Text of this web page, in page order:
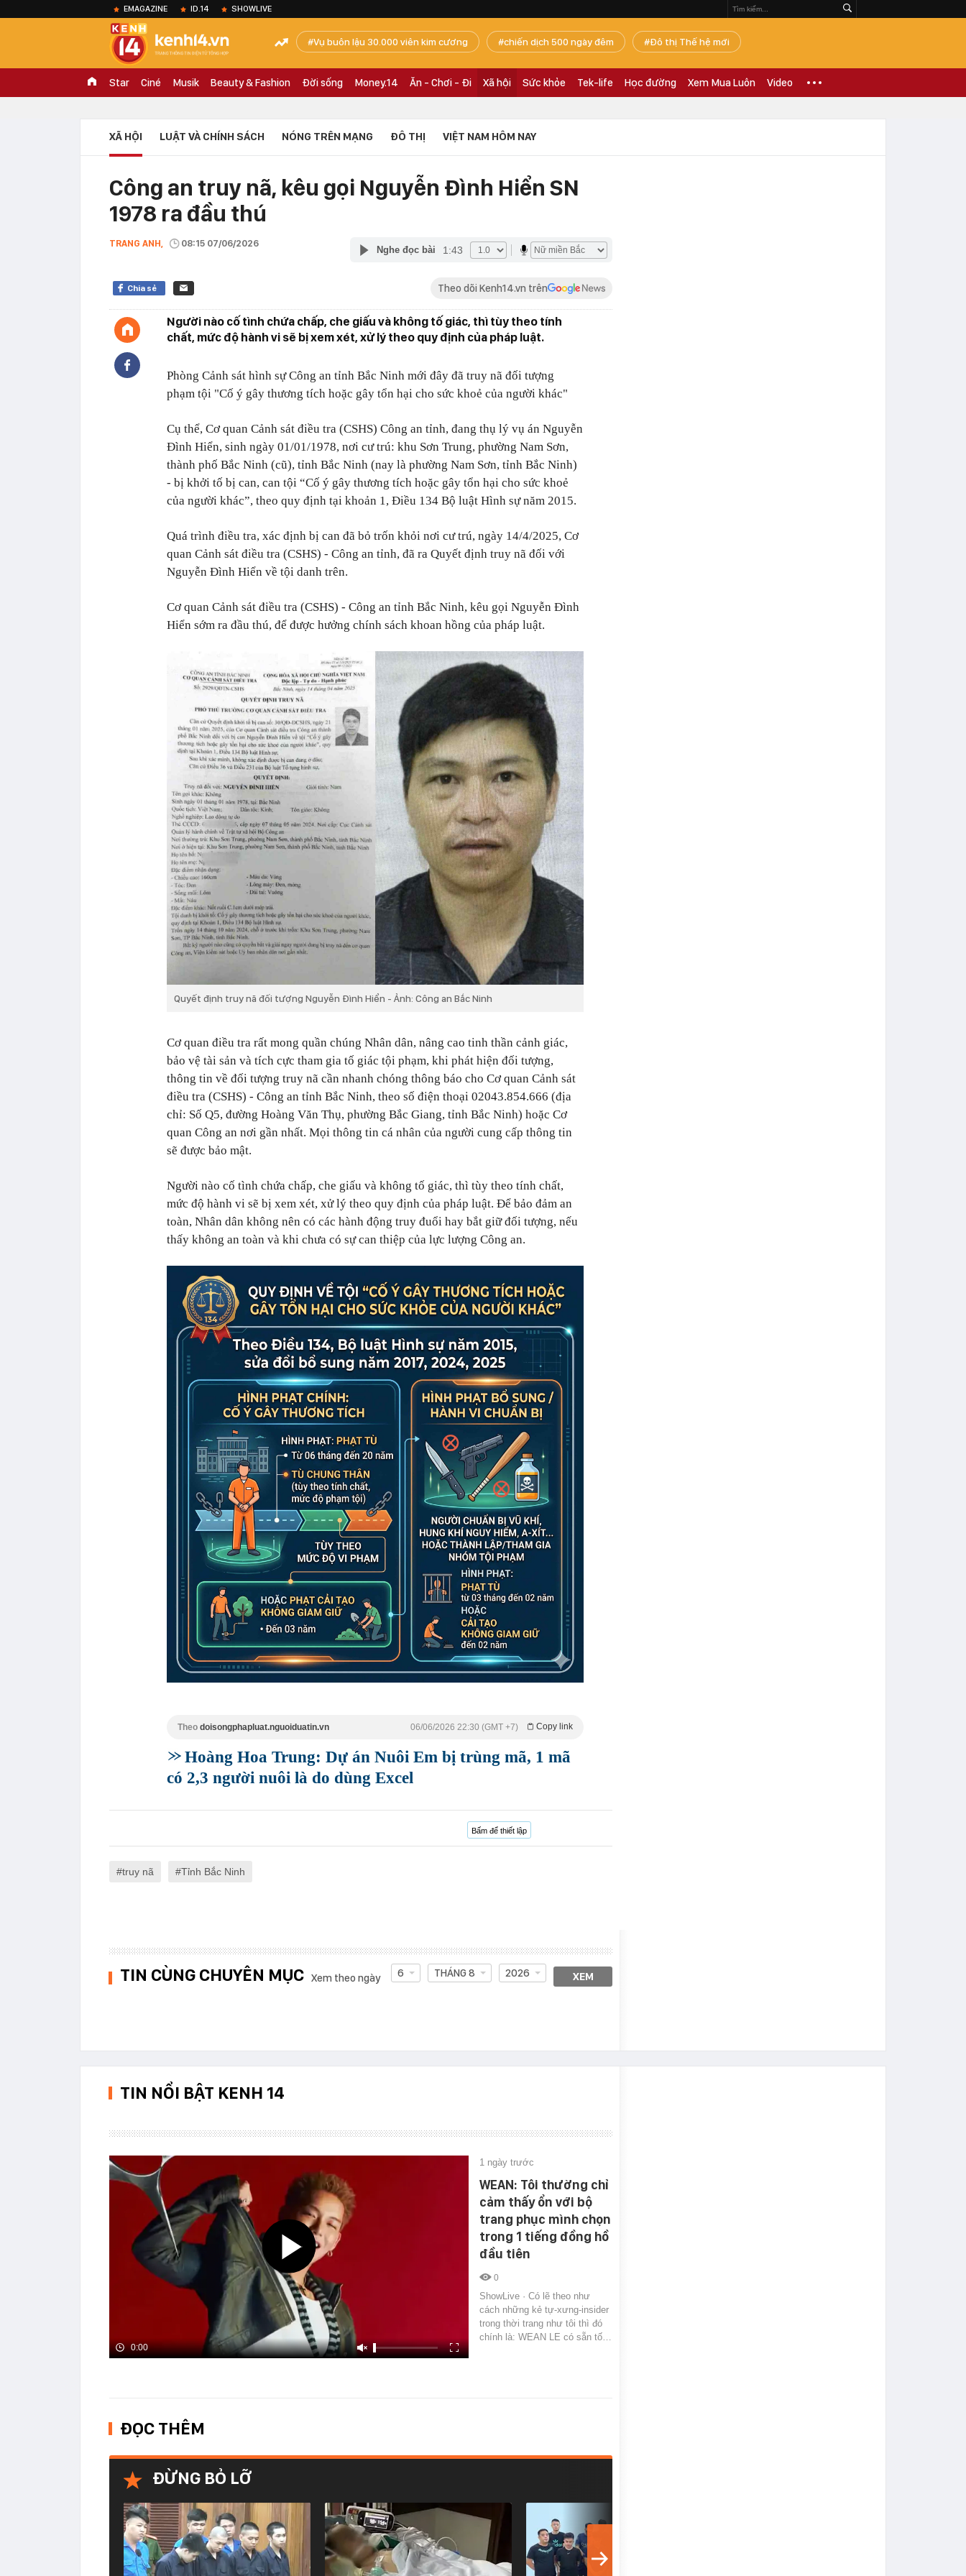
EMAGAZINE ID.14 SHOWLIVE
Vụ buôn lậu 30.000 viên kim cương chiến dịch 500 ngày đêm Đô thị Thế hệ mới
Star Ciné Musik Beauty & Fashion Đời sống Money.14 Ăn - Chơi - Đi Xã hội Sức khỏe Tek-life Học đường Xem Mua Luôn Video
XÃ HỘI LUẬT VÀ CHÍNH SÁCH NÓNG TRÊN MẠNG ĐÔ THỊ VIỆT NAM HÔM NAY
Công an truy nã, kêu gọi Nguyễn Đình Hiển SN
1978 ra đầu thú
TRANG ANH, 08:15 07/06/2026
Nghe đọc bài 1:43
Chia sẻ Theo dõi Kenh14.vn trên
Người nào cố tình chứa chấp, che giấu và không tố giác, thì tùy theo tính
chất, mức độ hành vi sẽ bị xem xét, xử lý theo quy định của pháp luật.
Phòng Cảnh sát hình sự Công an tỉnh Bắc Ninh mới đây đã truy nã đối tượng
phạm tội "Cố ý gây thương tích hoặc gây tổn hại cho sức khoẻ của người khác"
Cụ thể, Cơ quan Cảnh sát điều tra (CSHS) Công an tỉnh, đang thụ lý vụ án Nguyễn
Đình Hiển, sinh ngày 01/01/1978, nơi cư trú: khu Sơn Trung, phường Nam Sơn,
thành phố Bắc Ninh (cũ), tỉnh Bắc Ninh (nay là phường Nam Sơn, tỉnh Bắc Ninh)
- bị khởi tố bị can, can tội “Cố ý gây thương tích hoặc gây tổn hại cho sức khoẻ
của người khác”, theo quy định tại khoản 1, Điều 134 Bộ luật Hình sự năm 2015.
Quá trình điều tra, xác định bị can đã bỏ trốn khỏi nơi cư trú, ngày 14/4/2025, Cơ
quan Cảnh sát điều tra (CSHS) - Công an tỉnh, đã ra Quyết định truy nã đối với
Nguyễn Đình Hiển về tội danh trên.
Cơ quan Cảnh sát điều tra (CSHS) - Công an tỉnh Bắc Ninh, kêu gọi Nguyễn Đình
Hiển sớm ra đầu thú, để được hưởng chính sách khoan hồng của pháp luật.
Quyết định truy nã đối tượng Nguyễn Đình Hiển - Ảnh: Công an Bắc Ninh
Cơ quan điều tra rất mong quần chúng Nhân dân, nâng cao tinh thần cảnh giác,
bảo vệ tài sản và tích cực tham gia tố giác tội phạm, khi phát hiện đối tượng,
thông tin về đối tượng truy nã cần nhanh chóng thông báo cho Cơ quan Cảnh sát
điều tra (CSHS) - Công an tỉnh Bắc Ninh, theo số điện thoại 02043.854.666 (địa
chỉ: Số Q5, đường Hoàng Văn Thụ, phường Bắc Giang, tỉnh Bắc Ninh) hoặc Cơ
quan Công an nơi gần nhất. Mọi thông tin cá nhân của người cung cấp thông tin
sẽ được bảo mật.
Người nào cố tình chứa chấp, che giấu và không tố giác, thì tùy theo tính chất,
mức độ hành vi sẽ bị xem xét, xử lý theo quy định của pháp luật. Để bảo đảm an
toàn, Nhân dân không nên có các hành động truy đuổi hay bắt giữ đối tượng, nếu
thấy không an toàn và khi chưa có sự can thiệp của lực lượng Công an.
Theo doisongphapluat.nguoiduatin.vn Copy link
06/06/2026 22:30 (GMT +7)
Hoàng Hoa Trung: Dự án Nuôi Em bị trùng mã, 1 mã
có 2,3 người nuôi là do dùng Excel
Bấm để thiết lập
truy nã Tỉnh Bắc Ninh
TIN CÙNG CHUYÊN MỤC Xem theo ngày 6 THÁNG 8 2026 XEM
TIN NỔI BẬT KENH 14
0:00
1 ngày trước
WEAN: Tôi thường chỉ
cảm thấy ổn với bộ
trang phục mình chọn
trong 1 tiếng đồng hồ
đầu tiên
0
ShowLive · Có lẽ theo như
cách những kẻ tự-xưng-insider
trong thời trang như tôi thì đó
chính là: WEAN LE có sẵn tố…
ĐỌC THÊM
ĐỪNG BỎ LỠ